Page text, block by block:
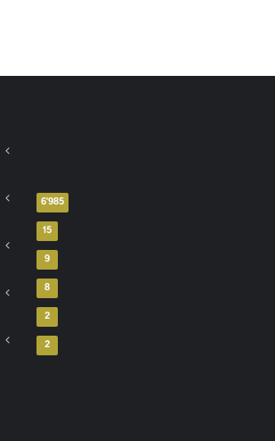
6٬985
15
9
8
2
2